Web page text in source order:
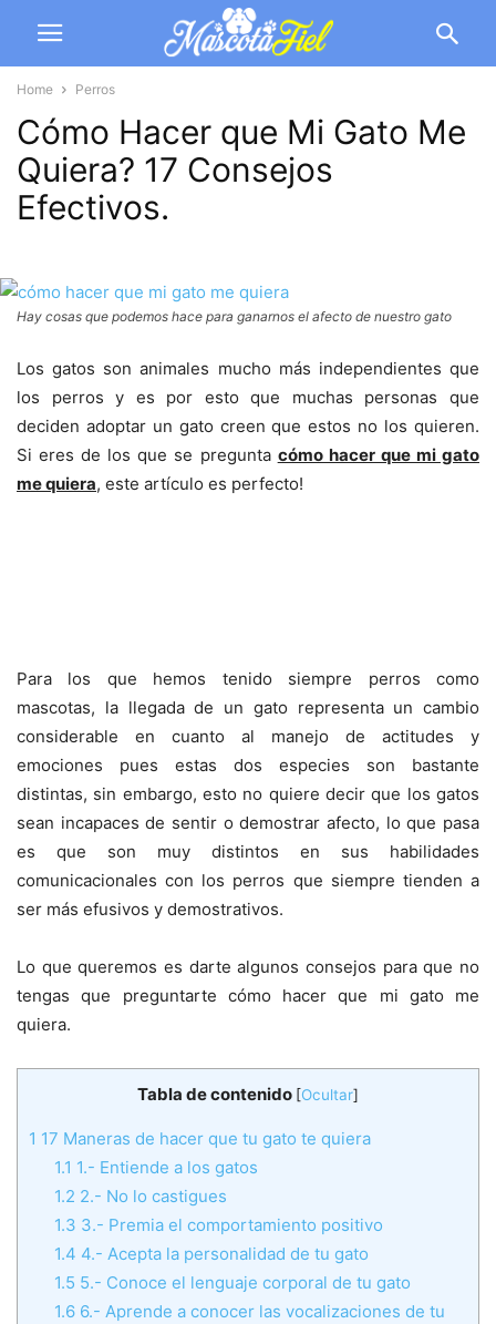
Home Perros
Cómo Hacer que Mi Gato Me
Quiera? 17 Consejos
Efectivos.
Hay cosas que podemos hace para ganarnos el afecto de nuestro gato
Los gatos son animales mucho más independientes que
los perros y es por esto que muchas personas que
deciden adoptar un gato creen que estos no los quieren.
Si eres de los que se pregunta cómo hacer que mi gato
me quiera, este artículo es perfecto!
Para los que hemos tenido siempre perros como
mascotas, la llegada de un gato representa un cambio
considerable en cuanto al manejo de actitudes y
emociones pues estas dos especies son bastante
distintas, sin embargo, esto no quiere decir que los gatos
sean incapaces de sentir o demostrar afecto, lo que pasa
es que son muy distintos en sus habilidades
comunicacionales con los perros que siempre tienden a
ser más efusivos y demostrativos.
Lo que queremos es darte algunos consejos para que no
tengas que preguntarte cómo hacer que mi gato me
quiera.
Tabla de contenido [Ocultar]
1 17 Maneras de hacer que tu gato te quiera
1.1 1.- Entiende a los gatos
1.2 2.- No lo castigues
1.3 3.- Premia el comportamiento positivo
1.4 4.- Acepta la personalidad de tu gato
1.5 5.- Conoce el lenguaje corporal de tu gato
1.66.- Aprende a conocer las vocalizaciones de tu